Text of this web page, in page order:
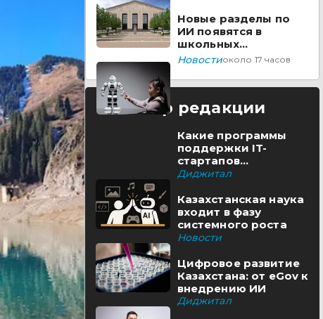
Новые разделы по
ИИ появятся в
школьных
предметах
Новостиоколо 17 часов
Выбор редакции
Какие программы
поддержки IT-
стартапов
реализуются в
Диджитал
Казахстанская наука
входит в фазу
системного роста
Новости
Цифровое развитие
Казахстана: от eGov к
внедрению ИИ
Диджитал